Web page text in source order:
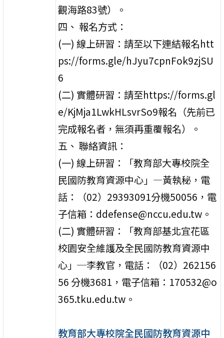
觀海路83號）。
四、 報名方式：
(一) 線上研習：請至以下連結報名htt
ps://forms.gle/hJyu7cpnFok9zjSU
6
(二) 實體研習：請至https://forms.gl
e/KjMja1LwkHLsvrSo9報名（先前已
完成報名者，無須再重覆報名）。
五、 聯絡資訊：
(一) 線上研習：「教育部大專校院全
民國防教育資源中心」―黃執秘，電
話：（02）29393091分機50056，電
子信箱：ddefense@nccu.edu.tw。
(二) 實體研習：「教育部基北宜花區
校園安全維護及全民國防教育資源中
心」─李教官，電話：（02）262156
56 分機3681，電子信箱：170532@o
365.tku.edu.tw。
教育部大專校院全民國防教育資源中